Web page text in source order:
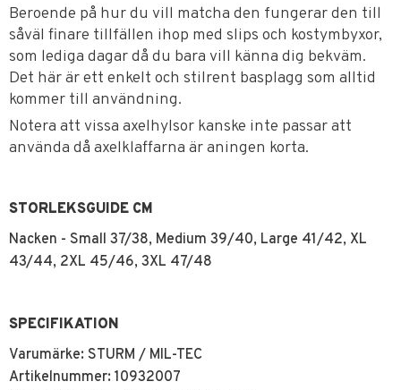
Beroende på hur du vill matcha den fungerar den till
såväl finare tillfällen ihop med slips och kostymbyxor,
som lediga dagar då du bara vill känna dig bekväm.
Det här är ett enkelt och stilrent basplagg som alltid
kommer till användning.
Notera att vissa axelhylsor kanske inte passar att
använda då axelklaffarna är aningen korta.
STORLEKSGUIDE CM
Nacken - Small 37/38, Medium 39/40, Large 41/42, XL
43/44, 2XL 45/46, 3XL 47/48
SPECIFIKATION
Varumärke: STURM / MIL-TEC
Artikelnummer: 10932007